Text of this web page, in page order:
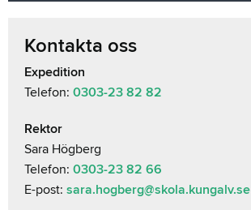
Kontakta oss
Expedition
Telefon: 0303-23 82 82
Rektor
Sara Högberg
Telefon: 0303-23 82 66
E-post: sara.hogberg@skola.kungalv.se